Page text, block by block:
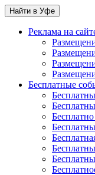
Найти в Уфе
Реклама на
Бесплатные